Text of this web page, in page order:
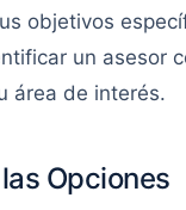
objetivos
un asesor
área de interés.
Opciones